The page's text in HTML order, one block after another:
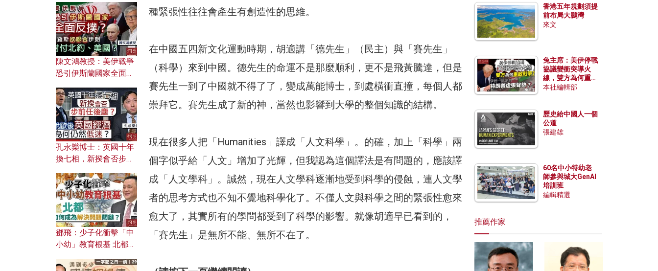
種緊張性往往會產生有創造性的思維。
在中國五四新文化運動時期，胡適講「德先生」（民主）與「賽先生」
（科學）來到中國。德先生的命運不是那麼順利，更不是飛黃騰達，但是
賽先生一到了中國就不得了了，變成萬能博士，到處橫衝直撞，每個人都
崇拜它。賽先生成了新的神，當然也影響到大學的整個知識的結構。
現在很多人把「Humanities」譯成「人文科學」。的確，加上「科學」兩
個字似乎給「人文」增加了光輝，但我認為這個譯法是有問題的，應該譯
成「人文學科」。誠然，現在人文學科逐漸地受到科學的侵蝕，連人文學
者的思考方式也不知不覺地科學化了。不僅人文與科學之間的緊張性愈來
愈大了，其實所有的學問都受到了科學的影響。就像胡適早已看到的，
「賽先生」是無所不能、無所不在了。
文之美？ 日常寫作如何
應用？
陳文鴻教授：美伊戰爭
恐引伊斯蘭國家全面反
對付北約美國？
孔永樂博士：英國十年
換七相，新揆會否步前
濟為何仍然低迷？
鄧飛：少子化衝擊「中
小幼」教育根基 北都如
香港五年規劃須提
前布局大鵬灣
來文
兔主席：美伊停戰
協議變衝突導火
線，雙方為何重啟
戰爭？伊朗一早洞
本社編輯部
歷史給中國人一個
公道
張建雄
60名中小特幼老
師參與城大GenAI
培訓班
編輯精選
推薦作家